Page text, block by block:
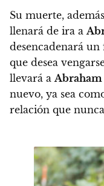
Su muerte,
llenará de ira a
desencadenará
que desea
llevará a Abraham
nuevo, ya sea
relación que